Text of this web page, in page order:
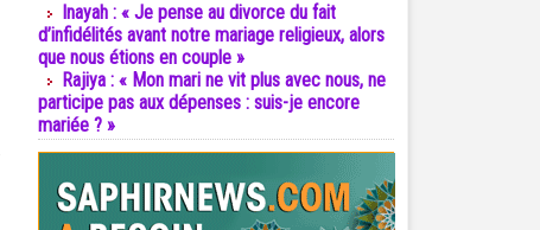
Inayah : « Je pense au divorce du fait
d’infidélités avant notre mariage religieux, alors
que nous étions en couple »
Rajiya : « Mon mari ne vit plus avec nous, ne
participe pas aux dépenses : suis-je encore
mariée ? »